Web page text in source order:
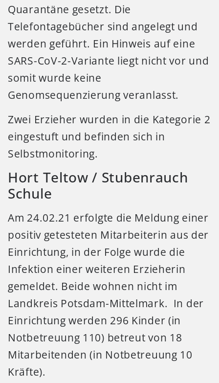
Quarantäne gesetzt. Die
Telefontagebücher sind angelegt und
werden geführt. Ein Hinweis auf eine
SARS-CoV-2-Variante liegt nicht vor und
somit wurde keine
Genomsequenzierung veranlasst.
Zwei Erzieher wurden in die Kategorie 2
eingestuft und befinden sich in
Selbstmonitoring.
Hort Teltow / Stubenrauch
Schule
Am 24.02.21 erfolgte die Meldung einer
positiv getesteten Mitarbeiterin aus der
Einrichtung, in der Folge wurde die
Infektion einer weiteren Erzieherin
gemeldet. Beide wohnen nicht im
Landkreis Potsdam-Mittelmark. In der
Einrichtung werden 296 Kinder (in
Notbetreuung 110) betreut von 18
Mitarbeitenden (in Notbetreuung 10
Kräfte).